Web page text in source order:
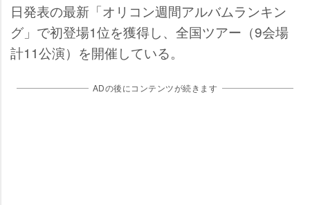
日発表の最新「オリコン週間アルバムランキン
グ」で初登場1位を獲得し、全国ツアー（9会場
計11公演）を開催している。
ADの後にコンテンツが続きます